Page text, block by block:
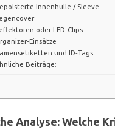
Innenhülle / Sleeve
oder LED‑Clips
und ID‑Tags
Beiträge:
Analyse: Welche